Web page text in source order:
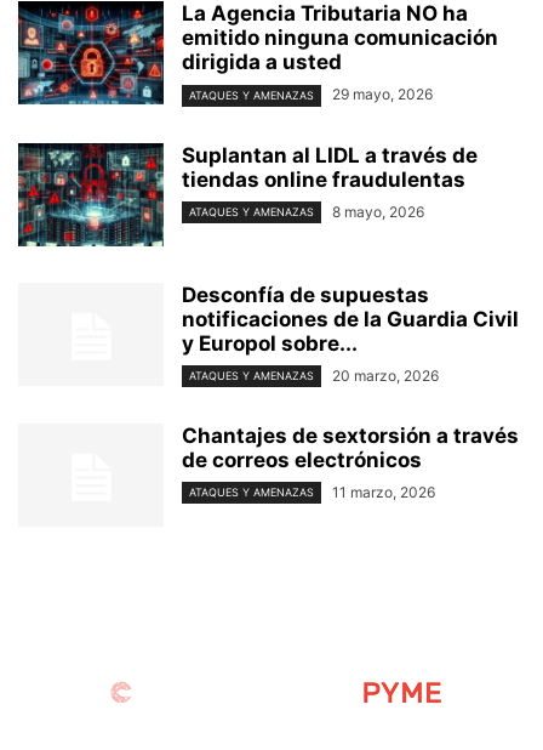
La Agencia Tributaria NO ha
emitido ninguna comunicación
dirigida a usted
ATAQUES Y AMENAZAS 29 mayo, 2026
Suplantan al LIDL a través de
tiendas online fraudulentas
ATAQUES Y AMENAZAS 8 mayo, 2026
Desconfía de supuestas
notificaciones de la Guardia Civil
y Europol sobre...
ATAQUES Y AMENAZAS 20 marzo, 2026
Chantajes de sextorsión a través
de correos electrónicos
ATAQUES Y AMENAZAS 11 marzo, 2026